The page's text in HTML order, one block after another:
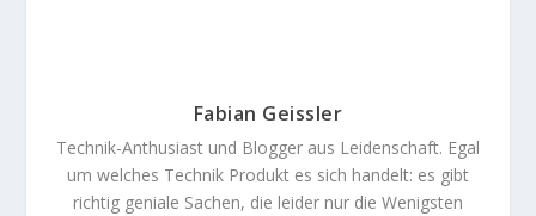
Fabian Geissler
Technik-Anthusiast und Blogger aus Leidenschaft. Egal
um welches Technik Produkt es sich handelt: es gibt
richtig geniale Sachen, die leider nur die Wenigsten